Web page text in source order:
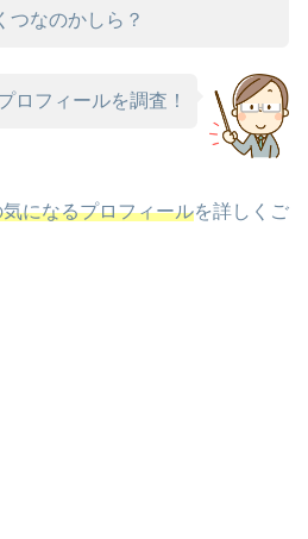
つなのかしら？
ロフィールを調査！
になるプロフィールを詳しくご